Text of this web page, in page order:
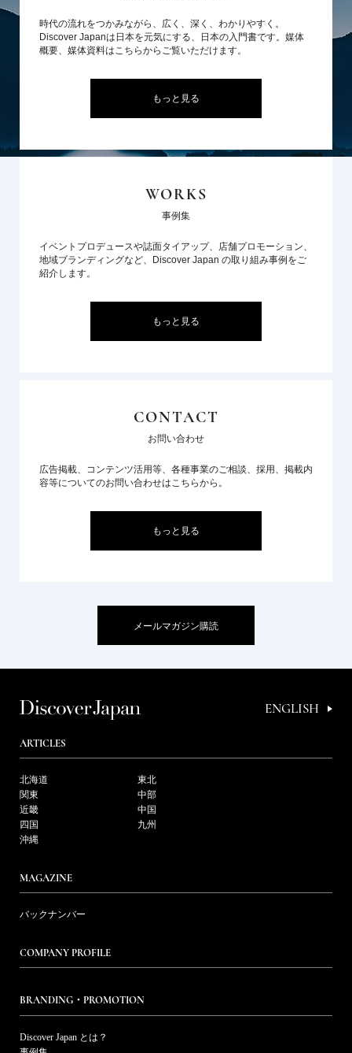
時代の流れをつかみながら、広く、深く、わかりやすく。
Discover Japanは日本を元気にする、日本の入門書です。媒体
概要、媒体資料はこちらからご覧いただけます。
もっと見る
WORKS
事例集
イベントプロデュースや誌面タイアップ、店舗プロモーション、
地域ブランディングなど、Discover Japan の取り組み事例をご
紹介します。
もっと見る
CONTACT
お問い合わせ
広告掲載、コンテンツ活用等、各種事業のご相談、採用、掲載内
容等についてのお問い合わせはこちらから。
もっと見る
メールマガジン購読
ENGLISH
ARTICLES
北海道
東北
関東
中部
近畿
中国
四国
九州
沖縄
MAGAZINE
バックナンバー
COMPANY PROFILE
BRANDING・PROMOTION
Discover Japan とは？